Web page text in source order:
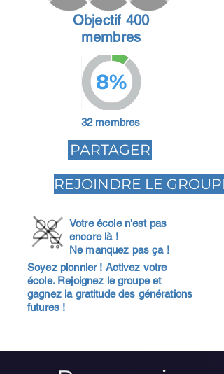
Objectif 400
membres
8%
32 membres
PARTAGER
REJOINDRE LE GROUPE
Votre école n'est pas
encore là !
Ne manquez pas ça !
Soyez pionnier ! Activez votre
école. Rejoignez le groupe et
gagnez la gratitude des générations
futures !